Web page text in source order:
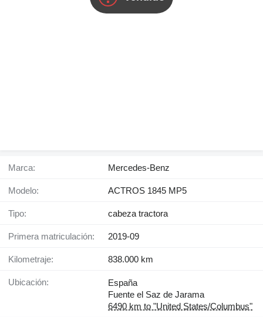
Marca: Mercedes-Benz
Modelo: ACTROS 1845 MP5
Tipo: cabeza tractora
Primera matriculación: 2019-09
Kilometraje: 838.000 km
Ubicación:
España
Fuente el Saz de Jarama
6490 km to "United States/Columbus"